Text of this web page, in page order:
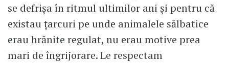
se defrișa în ritmul ultimilor ani și pentru că
existau țarcuri pe unde animalele sălbatice
erau hrănite regulat, nu erau motive prea
mari de îngrijorare. Le respectam